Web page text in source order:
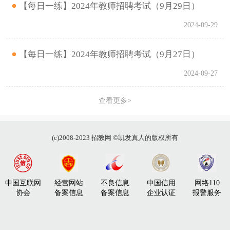
【每日一练】2024年教师招聘考试（9月29日）
2024-09-29
【每日一练】2024年教师招聘考试（9月27日）
2024-09-27
查看更多>
(c)2008-2023 招教网 ©凯发真人的版权所有
中国互联网
协会
经营网站
备案信息
不良信息
备案信息
中国信用
企业认证
网络110
报警服务